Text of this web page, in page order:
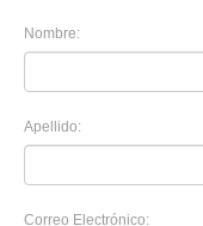
Nombre:
Apellido:
Correo Electrónico: